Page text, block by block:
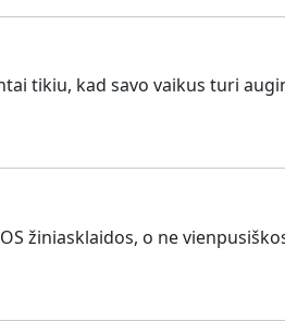
tikiu, kad savo vaikus turi
žiniasklaidos, o ne